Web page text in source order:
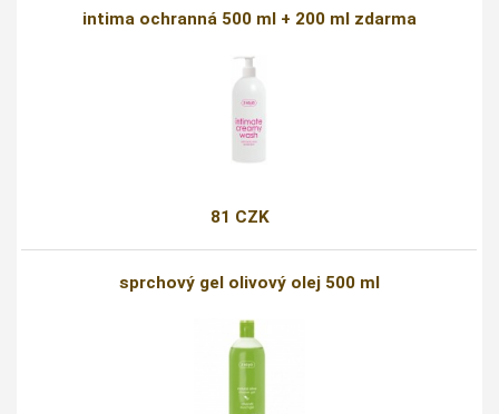
intima ochranná 500 ml + 200 ml zdarma
81 CZK
sprchový gel olivový olej 500 ml